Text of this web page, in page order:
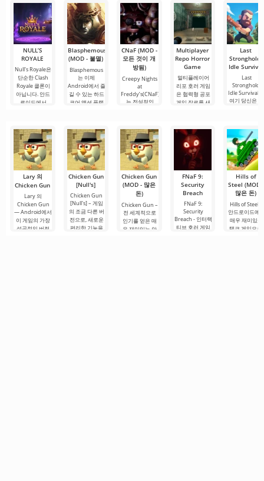
장합니다. 많은
사용자에게 무
료 버전은 모든
편집 요구를
있는 서비스 중
하나입니다. 이
곳에는 최신 미
디어 제품뿐만
아니라
에 달려 있습니
다. 복잡한
루를 시작하거
나 힘든 하루를.
시작할 수
NULL’S
ROYALE
Null's Royale은
단순한 Clash
Royale 클론이
아닙니다. 안드
로이드에서
Blasphemous
(MOD - 불멸)
Blasphemous
는 이제
Android에서 즐
길 수 있는 하드
코어 액션 플랫
CNaF (MOD -
모든 것이 개
방됨)
Creepy Nights
at
Freddy’s(CNaF)
는 전설적인
Multiplayer
Repo Horror
Game
멀티플레이어
리포 호러 게임
은 협력형 공포
게임 장르를 새
Last
Stronghold:
Idle Survival
Last
Stronghold:
Idle Survival
여기 당신은 혼
Lary 의
Chicken Gun
Lary 의
Chicken Gun
— Android에서
이 게임의 가장
성공적인 버전
Chicken Gun
[Null's]
Chicken Gun
[Null's] – 게임
의 조금 다른 버
전으로, 새로운
편리한 기능을
Chicken Gun
(MOD - 많은
돈)
Chicken Gun –
전 세계적으로
인기를 얻은 매
우 재미있는 안
FNaF 9:
Security
Breach
FNaF 9:
Security
Breach - 인터랙
티브 호러 게임
Hills of
Steel (MOD -
많은 돈)
Hills of Steel –
안드로이드에
매우 재미있는
탱크 게임으로,